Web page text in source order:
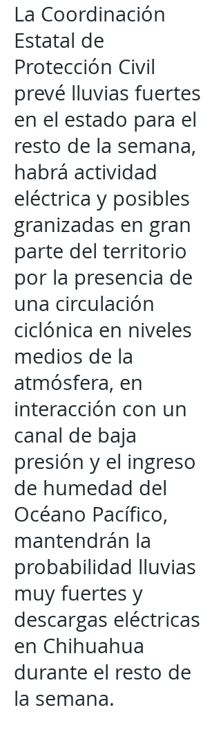
La Coordinación
Estatal de
Protección Civil
prevé lluvias fuertes
en el estado para el
resto de la semana,
habrá actividad
eléctrica y posibles
granizadas en gran
parte del territorio
por la presencia de
una circulación
ciclónica en niveles
medios de la
atmósfera, en
interacción con un
canal de baja
presión y el ingreso
de humedad del
Océano Pacífico,
mantendrán la
probabilidad lluvias
muy fuertes y
descargas eléctricas
en Chihuahua
durante el resto de
la semana.